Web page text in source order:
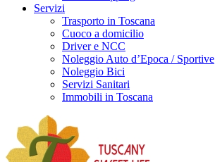
Servizi
Trasporto in Toscana
Cuoco a domicilio
Driver e NCC
Noleggio Auto d’Epoca / Sportive
Noleggio Bici
Servizi Sanitari
Immobili in Toscana